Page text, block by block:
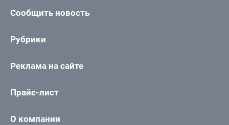
Сообщить новость
Рубрики
Реклама на сайте
Прайс-лист
О компании